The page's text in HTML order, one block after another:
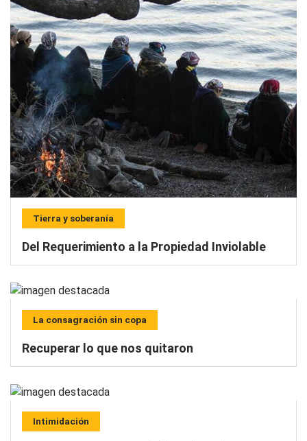
Tierra y soberanía
Del Requerimiento a la Propiedad Inviolable
La consagración sin copa
Recuperar lo que nos quitaron
Intimidación